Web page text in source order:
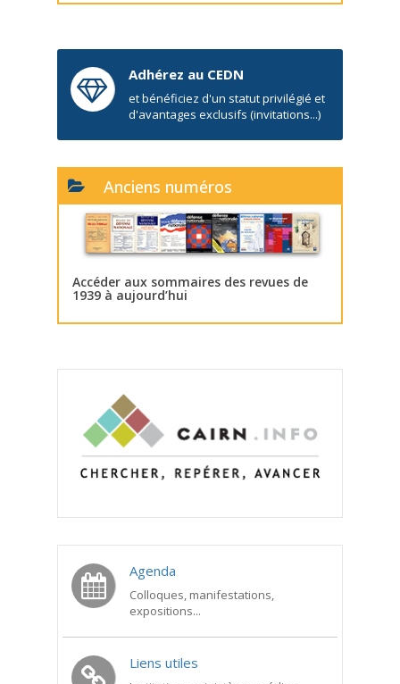
Adhérez au CEDN
et bénéficiez d'un statut privilégié et
d'avantages exclusifs (invitations...)
Anciens numéros
Accéder aux sommaires des revues de
1939 à aujourd’hui
Agenda
Colloques, manifestations,
expositions...
Liens utiles